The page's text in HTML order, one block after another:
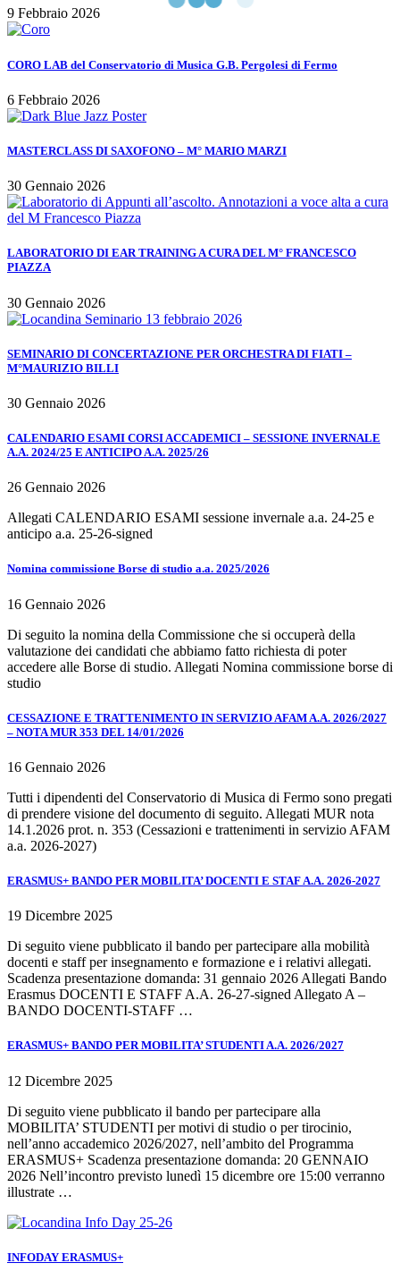
9 Febbraio 2026
CORO LAB del Conservatorio di Musica G.B. Pergolesi di Fermo
6 Febbraio 2026
MASTERCLASS DI SAXOFONO – M° MARIO MARZI
30 Gennaio 2026
LABORATORIO DI EAR TRAINING A CURA DEL M° FRANCESCO
PIAZZA
30 Gennaio 2026
SEMINARIO DI CONCERTAZIONE PER ORCHESTRA DI FIATI –
M°MAURIZIO BILLI
30 Gennaio 2026
CALENDARIO ESAMI CORSI ACCADEMICI – SESSIONE INVERNALE
A.A. 2024/25 E ANTICIPO A.A. 2025/26
26 Gennaio 2026
Allegati CALENDARIO ESAMI sessione invernale a.a. 24-25 e
anticipo a.a. 25-26-signed
Nomina commissione Borse di studio a.a. 2025/2026
16 Gennaio 2026
Di seguito la nomina della Commissione che si occuperà della
valutazione dei candidati che abbiamo fatto richiesta di poter
accedere alle Borse di studio. Allegati Nomina commissione borse di
studio
CESSAZIONE E TRATTENIMENTO IN SERVIZIO AFAM A.A. 2026/2027
– NOTA MUR 353 DEL 14/01/2026
16 Gennaio 2026
Tutti i dipendenti del Conservatorio di Musica di Fermo sono pregati
di prendere visione del documento di seguito. Allegati MUR nota
14.1.2026 prot. n. 353 (Cessazioni e trattenimenti in servizio AFAM
a.a. 2026-2027)
ERASMUS+ BANDO PER MOBILITA’ DOCENTI E STAF A.A. 2026-2027
19 Dicembre 2025
Di seguito viene pubblicato il bando per partecipare alla mobilità
docenti e staff per insegnamento e formazione e i relativi allegati.
Scadenza presentazione domanda: 31 gennaio 2026 Allegati Bando
Erasmus DOCENTI E STAFF A.A. 26-27-signed Allegato A –
BANDO DOCENTI-STAFF …
ERASMUS+ BANDO PER MOBILITA’ STUDENTI A.A. 2026/2027
12 Dicembre 2025
Di seguito viene pubblicato il bando per partecipare alla
MOBILITA’ STUDENTI per motivi di studio o per tirocinio,
nell’anno accademico 2026/2027, nell’ambito del Programma
ERASMUS+ Scadenza presentazione domanda: 20 GENNAIO
2026 Nell’incontro previsto lunedì 15 dicembre ore 15:00 verranno
illustrate …
INFODAY ERASMUS+